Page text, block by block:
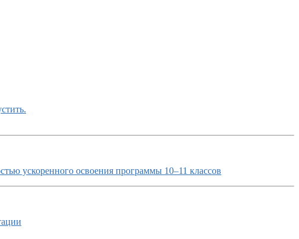
ускоренного освоения программы 10–11 классов